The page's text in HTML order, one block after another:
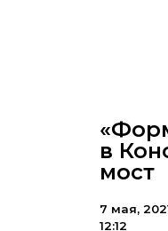
в
мост
7 мая,
12:12